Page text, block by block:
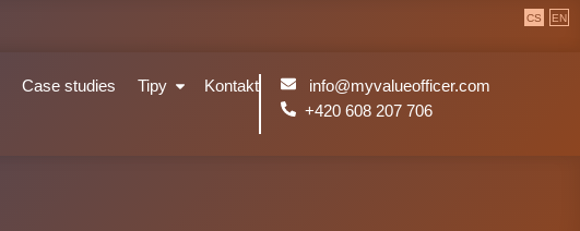
CS EN
Case studies Tipy Kontakt
info@myvalueofficer.com
+420 608 207 706